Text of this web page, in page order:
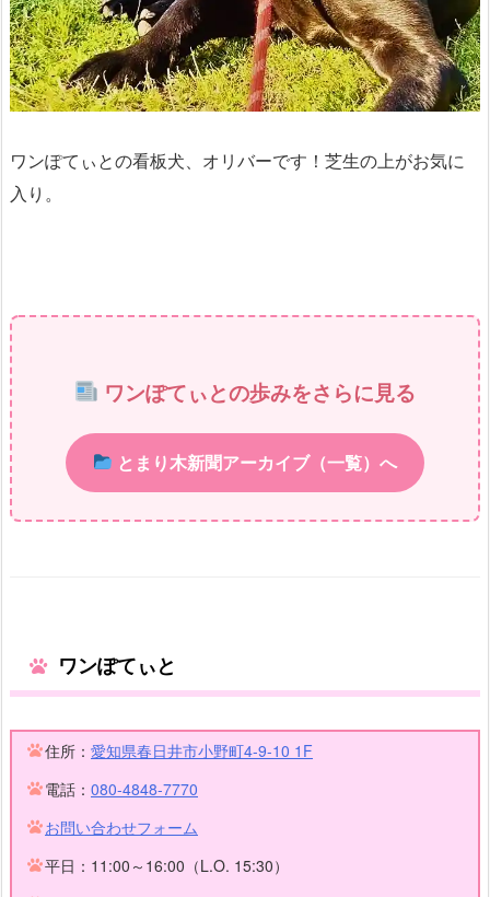
ワンぽてぃとの看板犬、オリバーです！芝生の上がお気に
入り。
ワンぽてぃとの歩みをさらに見る
とまり木新聞アーカイブ（一覧）へ
ワンぽてぃと
住所： 愛知県春日井市小野町4-9-10 1F
電話： 080-4848-7770
お問い合わせフォーム
平日：11:00～16:00（L.O. 15:30）